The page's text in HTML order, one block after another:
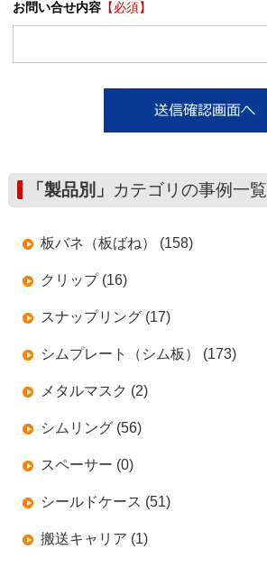
お問い合せ内容【必須】
「製品別」 カテゴリの事例一覧
板バネ（板ばね） (158)
クリップ (16)
スナップリング (17)
シムプレート（シム板） (173)
メタルマスク (2)
シムリング (56)
スペーサー (0)
シールドケース (51)
搬送キャリア (1)